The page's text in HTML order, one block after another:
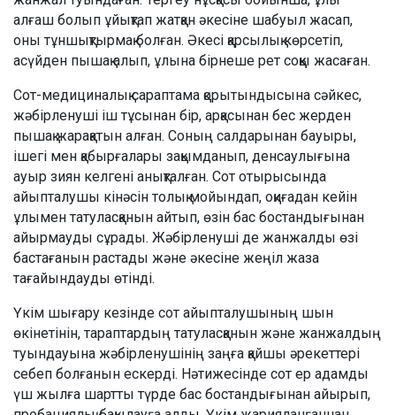
алғаш болып ұйықтап жатқан әкесіне шабуыл жасап,
оны тұншықтырмақ болған. Әкесі қарсылық көрсетіп,
асүйден пышақ алып, ұлына бірнеше рет соққы жасаған.
Сот-медициналық сараптама қорытындысына сәйкес,
жәбірленуші іш тұсынан бір, арқасынан бес жерден
пышақ жарақатын алған. Соның салдарынан бауыры,
ішегі мен қабырғалары зақымданып, денсаулығына
ауыр зиян келгені анықталған. Сот отырысында
айыпталушы кінәсін толық мойындап, оқиғадан кейін
ұлымен татуласқанын айтып, өзін бас бостандығынан
айырмауды сұрады. Жәбірленуші де жанжалды өзі
бастағанын растады және әкесіне жеңіл жаза
тағайындауды өтінді.
Үкім шығару кезінде сот айыпталушының шын
өкінетінін, тараптардың татуласқанын және жанжалдың
туындауына жәбірленушінің заңға қайшы әрекеттері
себеп болғанын ескерді. Нәтижесінде сот ер адамды
үш жылға шартты түрде бас бостандығынан айырып,